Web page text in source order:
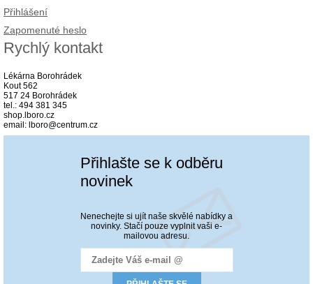
Přihlášení
Zapomenuté heslo
Rychlý kontakt
Lékárna Borohrádek
Kout 562
517 24 Borohrádek
tel.: 494 381 345
shop.lboro.cz
email: lboro@centrum.cz
Přihlašte se k odběru
novinek
Nenechejte si ujít naše skvělé nabídky a
novinky. Stačí pouze vyplnit vaši e-
mailovou adresu.